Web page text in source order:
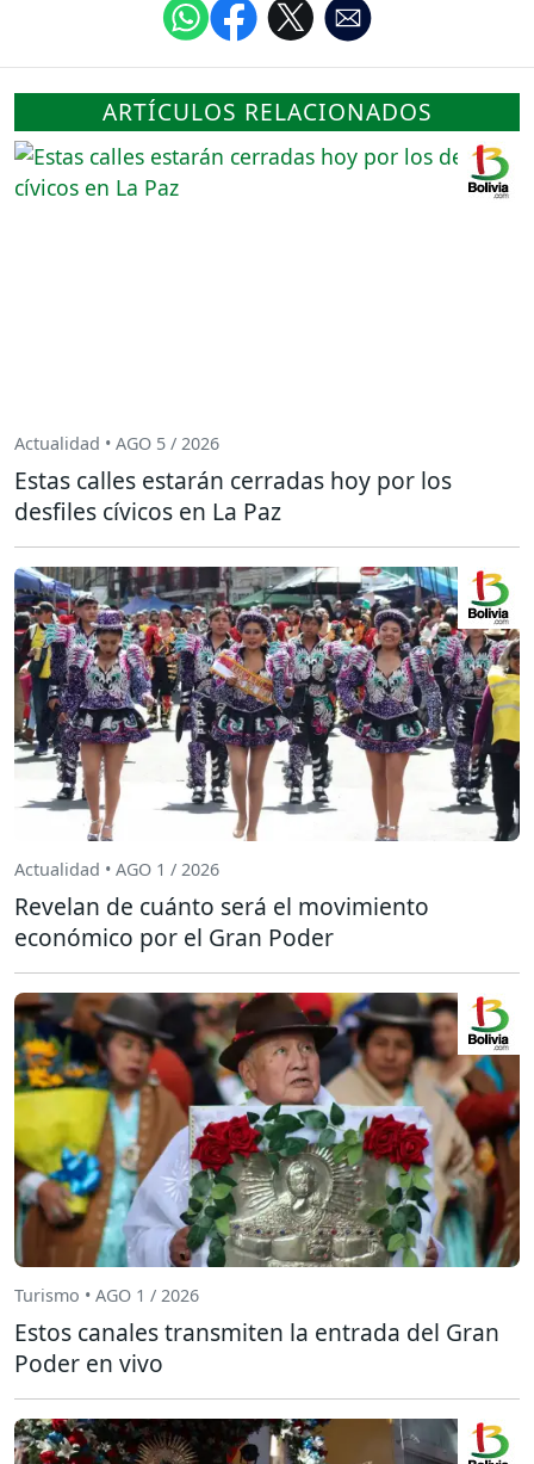
ARTÍCULOS RELACIONADOS
Actualidad • AGO 5 / 2026
Estas calles estarán cerradas hoy por los
desfiles cívicos en La Paz
Actualidad • AGO 1 / 2026
Revelan de cuánto será el movimiento
económico por el Gran Poder
Turismo • AGO 1 / 2026
Estos canales transmiten la entrada del Gran
Poder en vivo